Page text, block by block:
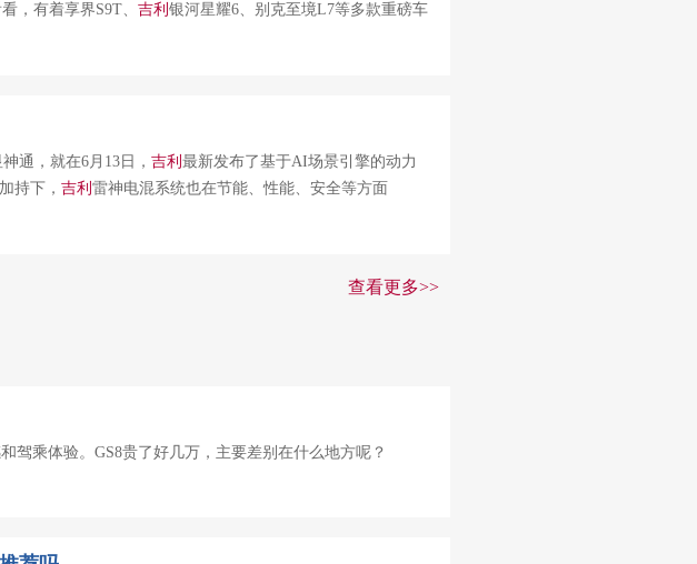
，有着享界S9T、 吉利 银河星耀6、别克至境L7等多款重磅车
通，就在6月13日， 吉利 最新发布了基于AI场景引擎的动力
持下， 吉利 雷神电混系统也在节能、性能、安全等方面
查看更多>>
驾乘体验。GS8贵了好几万，主要差别在什么地方呢？